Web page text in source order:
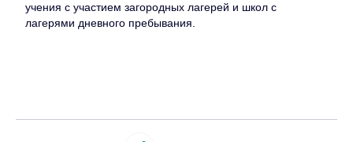
учения с участием загородных лагерей и школ с
лагерями дневного пребывания.